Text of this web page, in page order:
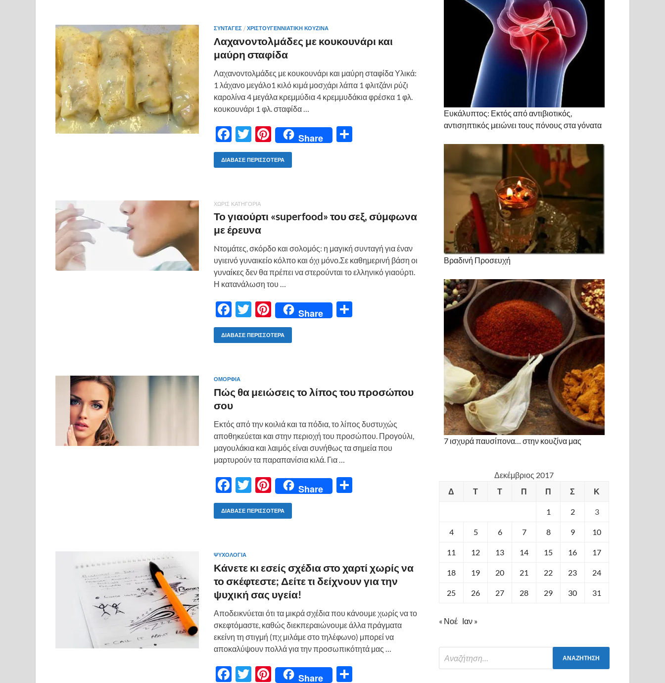
o
o
k
t
τε
ε
ΣΥΝΤΑΓΕΣ / ΧΡΙΣΤΟΥΓΕΝΝΙΑΤΙΚΗ ΚΟΥΖΙΝΑ
Λαχανοντολμάδες με κουκουνάρι και
μαύρη σταφίδα
Λαχανοντολμάδες με κουκουνάρι και μαύρη σταφίδα Υλικά:
1 λάχανο μεγάλο1 κιλό κιμά μοσχάρι λάπα 1 φλιτζάνι ρύζι
καρολίνα 4 μεγάλα κρεμμύδια 4 κρεμμυδάκια φρέσκα 1 φλ.
κουκουνάρι 1 φλ. σταφίδα …
F
ac
e
o
o
k
T
w
itt
Pi
nt
er
Share
τε
ε
ΔΙΆΒΑΣΕ ΠΕΡΙΣΣΌΤΕΡΑ
ΧΩΡΊΣ ΚΑΤΗΓΟΡΊΑ
Το γιαούρτι «superfood» του σεξ, σύμφωνα
με έρευνα
Nτομάτες, σκόρδο και σολομός: η μαγική συνταγή για έναν
υγιεινό γυναικείο κόλπο και όχι μόνο.Σε καθημερινή βάση οι
γυναίκες δεν θα πρέπει να στερούνται το ελληνικό γιαούρτι.
Η κατανάλωση του …
F
ac
e
o
o
k
T
w
itt
Pi
nt
er
Share
τε
ε
ΔΙΆΒΑΣΕ ΠΕΡΙΣΣΌΤΕΡΑ
ΟΜΟΡΦΙΑ
Πώς θα μειώσεις το λίπος του προσώπου
σου
Εκτός από την κοιλιά και τα πόδια, το λίπος δυστυχώς
αποθηκεύεται και στην περιοχή του προσώπου. Προγούλι,
μαγουλάκια και λαιμός είναι συνήθως τα σημεία που
μαρτυρούν τα παραπανίσια κιλά. Για …
F
ac
e
o
o
k
T
w
itt
Pi
nt
er
Share
τε
ίτ
ΔΙΆΒΑΣΕ ΠΕΡΙΣΣΌΤΕΡΑ
ΨΥΧΟΛΟΓΙΑ
Κάνετε κι εσείς σχέδια στο χαρτί χωρίς να
το σκέφτεστε; Δείτε τι δείχνουν για την
ψυχική σας υγεία!
Αποδεικνύεται ότι τα μικρά σχέδια που κάνουμε χωρίς να το
σκεφτόμαστε, καθώς διεκπεραιώνουμε άλλα πράγματα
εκείνη τη στιγμή (πχ μιλάμε στο τηλέφωνο) μπορεί να
αποκαλύψουν πολλά για την προσωπικότητά μας …
F
T
Pi
Share
Ευκάλυπτος: Εκτός από αντιβιοτικός,
αντισηπτικός μειώνει τους πόνους στα γόνατα
Βραδινή Προσευχή
7 ισχυρά παυσίπονα… στην κουζίνα μας
Δεκέμβριος 2017
Δ
Τ Τ Π Π Σ Κ
1 2 3
4 5 6 7 8 9 10
11 12 13 14 15 16 17
18 19 20 21 22 23 24
25 26 27 28 29 30 31
« Νοέ Ιαν »